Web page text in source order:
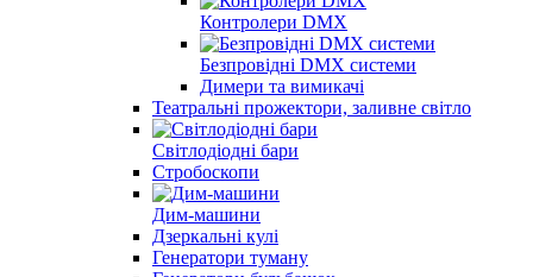
Контролери DMX
Безпровідні DMX системи
Димери та вимикачі
Театральні прожектори, заливне світло
Світлодіодні бари
Стробоскопи
Дим-машини
Дзеркальні кулі
Генератори туману